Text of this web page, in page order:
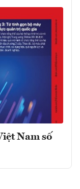
Nam số